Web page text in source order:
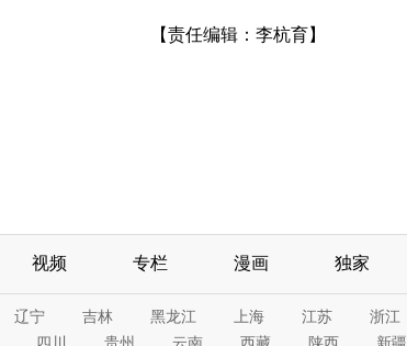
【责任编辑：李杭育】
视频 专栏 漫画 独家
辽宁 吉林 黑龙江 上海 江苏 浙江